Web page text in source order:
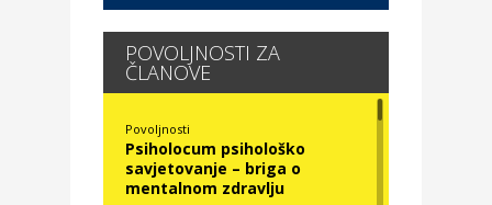
POVOLJNOSTI ZA
ČLANOVE
Povoljnosti
Psiholocum psihološko
savjetovanje – briga o
mentalnom zdravlju